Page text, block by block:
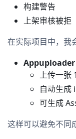
构建警告
上架审核被拒
在实际项目中，我
Appuploader
上传一张
自动生成
可生成
这样可以避免不同